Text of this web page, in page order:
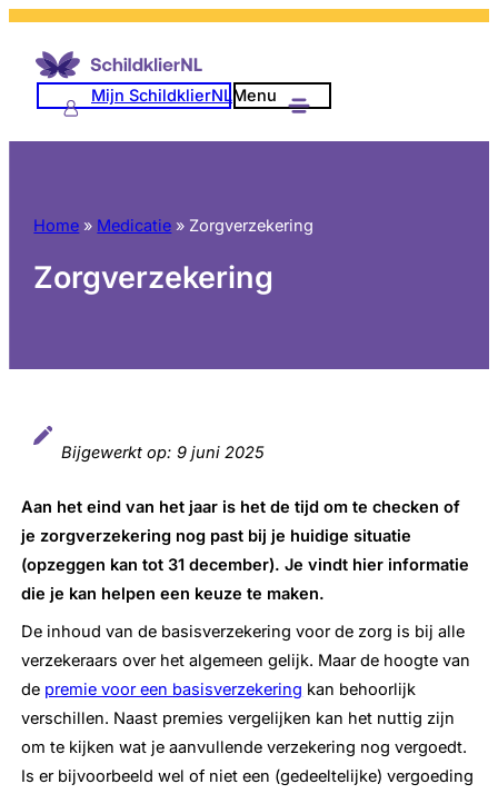
naar
Mijn SchildklierNLMenu
Home » Medicatie » Zorgverzekering
Zorgverzekering
Bijgewerkt op: 9 juni 2025
Aan het eind van het jaar is het de tijd om te checken of
je zorgverzekering nog past bij je huidige situatie
(opzeggen kan tot 31 december). Je vindt hier informatie
die je kan helpen een keuze te maken.
De inhoud van de basisverzekering voor de zorg is bij alle
verzekeraars over het algemeen gelijk. Maar de hoogte van
de premie voor een basisverzekering kan behoorlijk
verschillen. Naast premies vergelijken kan het nuttig zijn
om te kijken wat je aanvullende verzekering nog vergoedt.
Is er bijvoorbeeld wel of niet een (gedeeltelijke) vergoeding